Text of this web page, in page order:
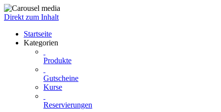
Direkt zum Inhalt
Startseite
Kategorien
Produkte
Gutscheine
Kurse
Reservierungen